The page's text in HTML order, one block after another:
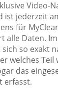
Video-
ist jederzeit
für
alle Daten.
so exakt
welches Teil
das
erfasst.